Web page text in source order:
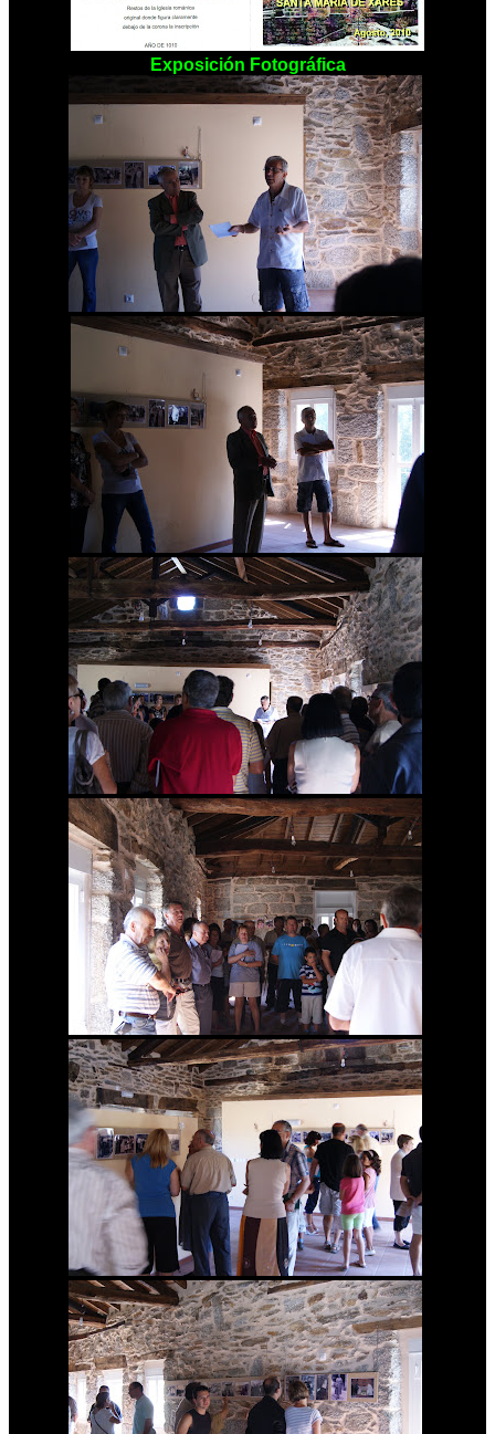
Exposición Fotográfica